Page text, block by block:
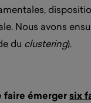
Nous avons
du clustering).
faire émergersix